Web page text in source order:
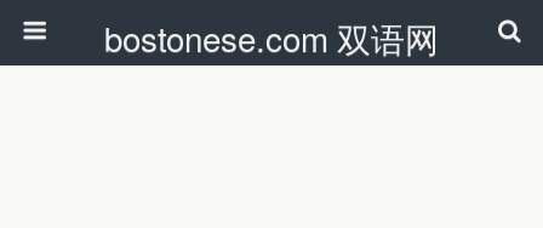
bostonese.com 双语网